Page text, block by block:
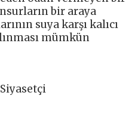
bir araya
suya karşı kalıcı
mümkün